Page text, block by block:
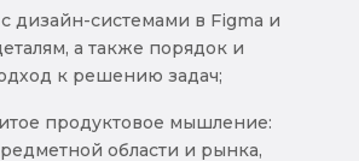
дизайн-системами в Figma и
а также порядок и
к решению задач;
продуктовое мышление:
области и рынка,